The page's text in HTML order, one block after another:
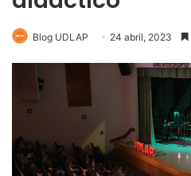
Blog UDLAP 24 abril, 2023